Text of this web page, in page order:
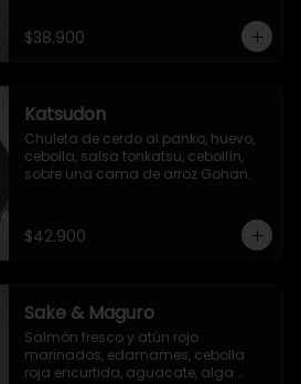
$38.900
Katsudon
Chuleta de cerdo al panko, huevo,
cebolla, salsa tonkatsu, cebollín,
sobre una cama de arroz Gohan.
$42.900
Sake & Maguro
Salmón fresco y atún rojo
marinados, edamames, cebolla
roja encurtida, aguacate, alga